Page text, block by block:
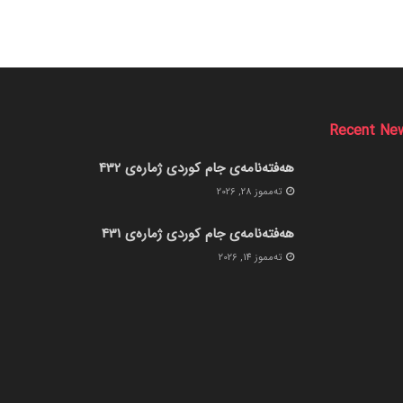
Recent
هەفتەنامەی جام کوردی ژمارەی 432
ته‌مموز 28, 2026
هەفتەنامەی جام کوردی ژمارەی 431
ته‌مموز 14, 2026